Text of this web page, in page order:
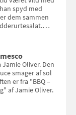
spyd med
dem sammen
Oliver. Den
smager af sol
er fra "BBQ –
af Jamie Oliver.